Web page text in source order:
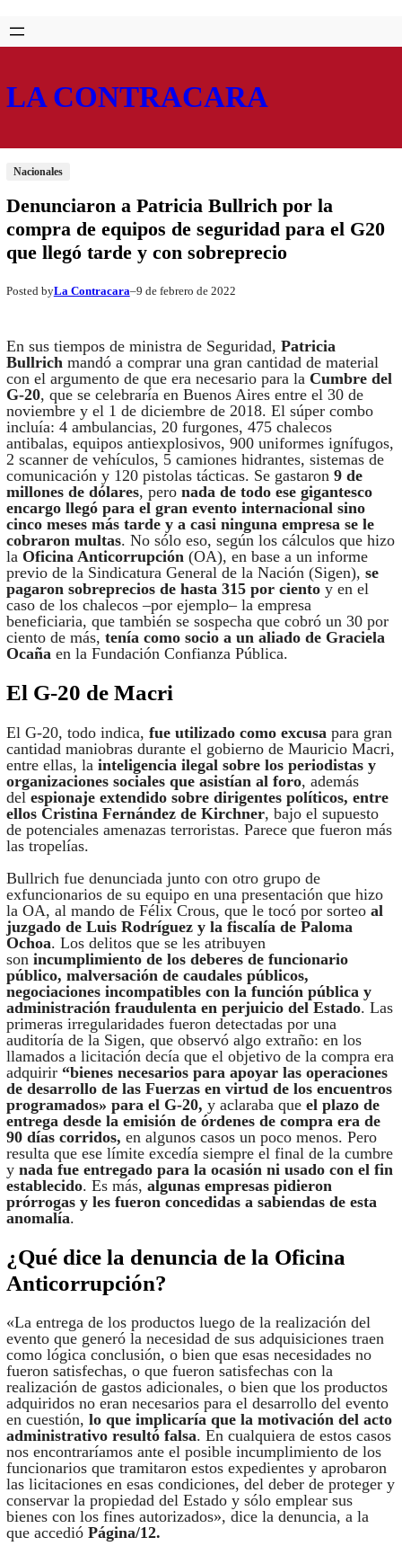
Saltar
al
Skip
to
LA CONTRACARA
Nacionales
Denunciaron a Patricia Bullrich por la
compra de equipos de seguridad para el G20
que llegó tarde y con sobreprecio
Posted byLa Contracara–9 de febrero de 2022
En sus tiempos de ministra de Seguridad, Patricia
Bullrichmandó a comprar una gran cantidad de material
con el argumento de que era necesario para la Cumbre del
G-20, que se celebraría en Buenos Aires entre el 30 de
noviembre y el 1 de diciembre de 2018. El súper combo
incluía: 4 ambulancias, 20 furgones, 475 chalecos
antibalas, equipos antiexplosivos, 900 uniformes ignífugos,
2 scanner de vehículos, 5 camiones hidrantes, sistemas de
comunicación y 120 pistolas tácticas. Se gastaron 9 de
millones de dólares, peronada de todo ese gigantesco
encargo llegó para el gran evento internacional sino
cinco meses más tarde y a casi ninguna empresa se le
cobraron multas. No sólo eso, según los cálculos que hizo
la Oficina Anticorrupción(OA), en base a un informe
previo de la Sindicatura General de la Nación (Sigen), se
pagaron sobreprecios de hasta 315 por cientoy en el
caso de los chalecos –por ejemplo– la empresa
beneficiaria, que también se sospecha que cobró un 30 por
ciento de más, tenía como socio a un aliado de Graciela
Ocañaen la Fundación Confianza Pública.
El G-20 de Macri
El G-20, todo indica, fue utilizado como excusa para gran
cantidad maniobras durante el gobierno de Mauricio Macri,
entre ellas, la inteligencia ilegal sobre los periodistas y
organizaciones sociales que asistían al foro, además
del espionaje extendido sobre dirigentes políticos, entre
ellos Cristina Fernández de Kirchner, bajo el supuesto
de potenciales amenazas terroristas. Parece que fueron más
las tropelías.
Bullrich fue denunciada junto con otro grupo de
exfuncionarios de su equipo en una presentación que hizo
la OA, al mando de Félix Crous, que le tocó por sorteo al
juzgado de Luis Rodríguez y la fiscalía de Paloma
Ochoa. Los delitos que se les atribuyen
son incumplimiento de los deberes de funcionario
público, malversación de caudales públicos,
negociaciones incompatibles con la función pública y
administración fraudulenta en perjuicio del Estado. Las
primeras irregularidades fueron detectadas por una
auditoría de la Sigen, que observó algo extraño: en los
llamados a licitación decía que el objetivo de la compra era
adquirir “bienes necesarios para apoyar las operaciones
de desarrollo de las Fuerzas en virtud de los encuentros
programados» para el G-20, y aclaraba que el plazo de
entrega desde la emisión de órdenes de compra era de
90 días corridos, en algunos casos un poco menos. Pero
resulta que ese límite excedía siempre el final de la cumbre
y nada fue entregado para la ocasión ni usado con el fin
establecido. Es más, algunas empresas pidieron
prórrogas y les fueron concedidas a sabiendas de esta
anomalía.
¿Qué dice la denuncia de la Oficina
Anticorrupción?
«La entrega de los productos luego de la realización del
evento que generó la necesidad de sus adquisiciones traen
como lógica conclusión, o bien que esas necesidades no
fueron satisfechas, o que fueron satisfechas con la
realización de gastos adicionales, o bien que los productos
adquiridos no eran necesarios para el desarrollo del evento
en cuestión, lo que implicaría que la motivación del acto
administrativo resultó falsa. En cualquiera de estos casos
nos encontraríamos ante el posible incumplimiento de los
funcionarios que tramitaron estos expedientes y aprobaron
las licitaciones en esas condiciones, del deber de proteger y
conservar la propiedad del Estado y sólo emplear sus
bienes con los fines autorizados», dice la denuncia, a la
que accedió Página/12.